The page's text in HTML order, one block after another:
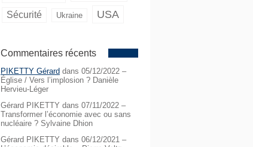
Sécurité Ukraine USA
Commentaires récents
PIKETTY Gérard dans 05/12/2022 –
Église / Vers l’implosion ? Danièle
Hervieu-Léger
Gérard PIKETTY dans 07/11/2022 –
Transformer l’économie avec ou sans
nucléaire ? Sylvaine Dhion
Gérard PIKETTY dans 06/12/2021 –